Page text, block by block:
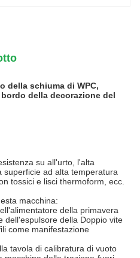
della schiuma di WPC,
della decorazione del
su all'urto, l'alta
superficie ad alta temperatura
tossici e lisci thermoform, ecc.
macchina:
della primavera
dell'espulsore della Doppio vite
come manifestazione
tavola di calibratura di vuoto